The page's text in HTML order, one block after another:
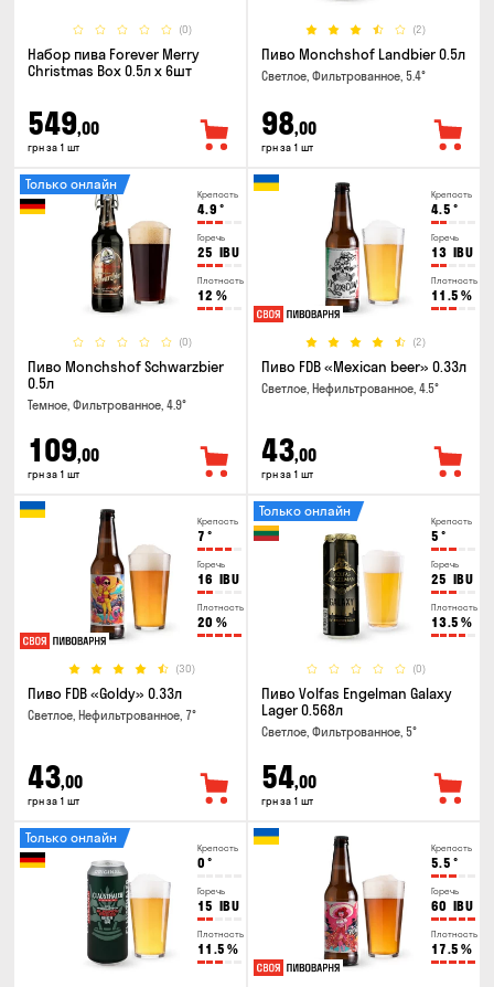
(0)
Набор пива Forever Merry
Christmas Box 0.5л x 6шт
549,00
грн за 1 шт
(2)
Пиво Monchshof Landbier 0.5л
Светлое, Фильтрованное, 5.4°
98,00
грн за 1 шт
Крепость
4.9 °
Горечь
25 IBU
Плотность
12 %
(0)
Только онлайн
Пиво Monchshof Schwarzbier
0.5л
Темное, Фильтрованное, 4.9°
109,00
грн за 1 шт
Крепость
4.5 °
Горечь
13 IBU
Плотность
11.5 %
(2)
Пиво FDB «Mexican beer» 0.33л
Светлое, Нефильтрованное, 4.5°
43,00
грн за 1 шт
Крепость
7 °
Горечь
16 IBU
Плотность
20 %
(30)
Пиво FDB «Goldy» 0.33л
Светлое, Нефильтрованное, 7°
43,00
грн за 1 шт
Крепость
5 °
Горечь
25 IBU
Плотность
13.5 %
(0)
Только онлайн
Пиво Volfas Engelman Galaxy
Lager 0.568л
Светлое, Фильтрованное, 5°
54,00
грн за 1 шт
Крепость
0 °
Горечь
15 IBU
Плотность
11.5 %
Только онлайн
Крепость
5.5 °
Горечь
60 IBU
Плотность
17.5 %